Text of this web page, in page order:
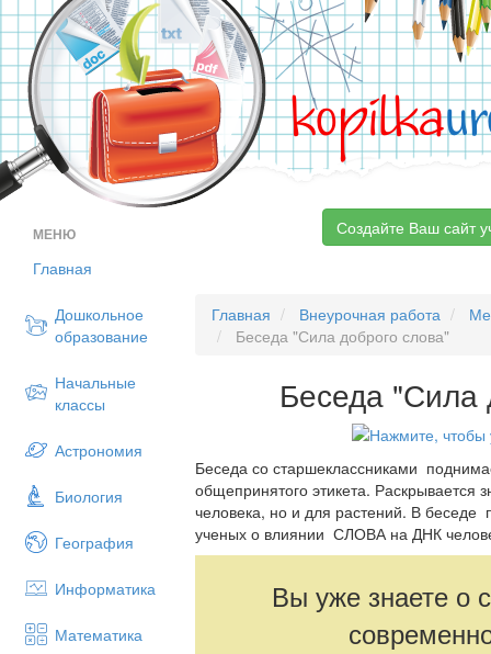
kopilka
МЕНЮ
Главная
Дошкольное
образование
Начальные
классы
Астрономия
Биология
География
Информатика
Математика
Создайте Ваш сайт
Главная Внеурочная работа
Беседа "Сила доброго слова"
Беседа "Сила
Беседа со старшеклассниками
общепринятого этикета. Раскрывается
человека, но и для растений. В беседе
ученых о влиянии СЛОВА на ДНК
Вы уже знаете о